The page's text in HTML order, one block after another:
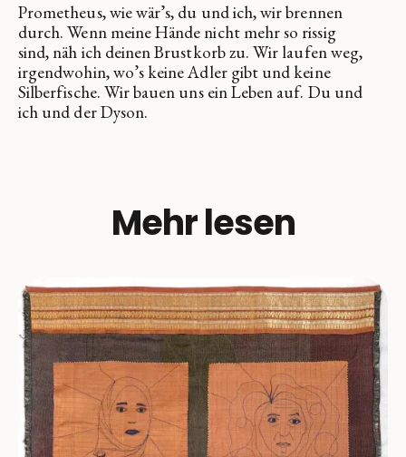
Prometheus, wie wär’s, du und ich, wir brennen
durch. Wenn meine Hände nicht mehr so rissig
sind, näh ich deinen Brustkorb zu. Wir laufen weg,
irgendwohin, wo’s keine Adler gibt und keine
Silberfische. Wir bauen uns ein Leben auf. Du und
ich und der Dyson.
Mehr lesen